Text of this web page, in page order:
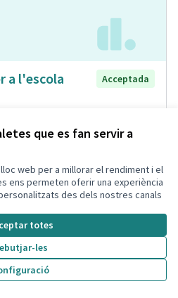
que es fan servir a
web per a millorar el rendiment i el
ens permeten oferir una experiència
des dels nostres canals
totes
les
a l'escola
Acceptada